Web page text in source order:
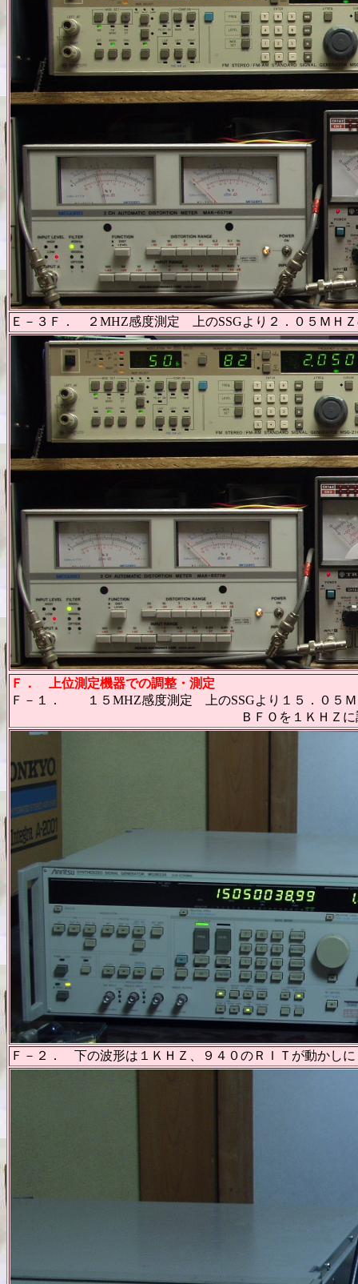
Ｅ－３Ｆ． ２MHZ感度測定 上のSSGより２．０５ＭＨ
Ｆ． 上位測定機器での調整・測定
Ｆ－１． １５MHZ感度測定 上のSSGより１５．０５Ｍ
ＢＦＯを１ＫＨＺに調整して、
Ｆ－２． 下の波形は１ＫＨＺ、９４０のＲＩＴが動かし